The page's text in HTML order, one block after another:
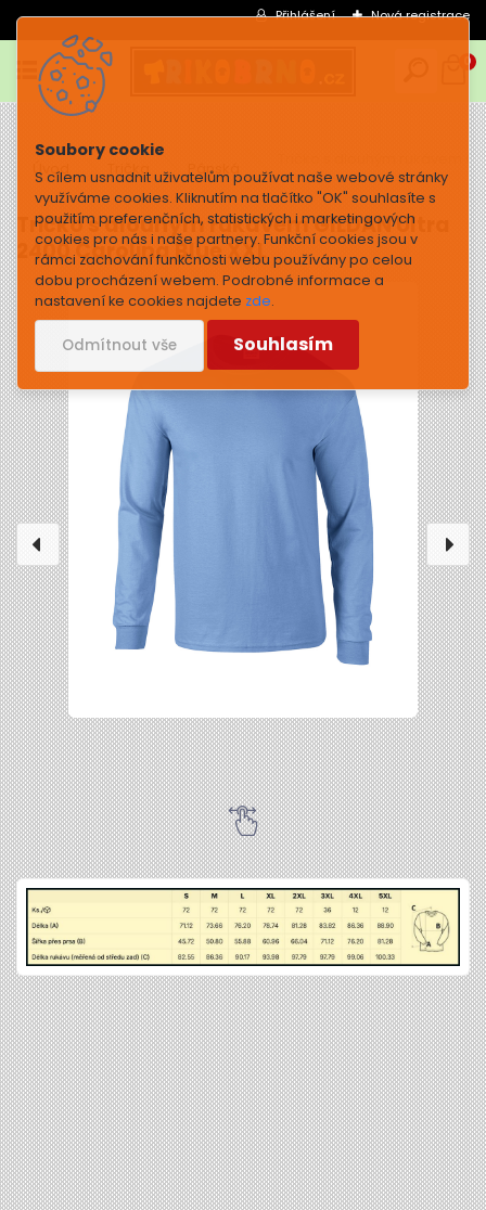
S cílem usnadnit uživatelům používat naše webové stránky
využíváme cookies. Kliknutím na tlačítko "OK" souhlasíte s
použitím preferenčních, statistických i marketingových
cookies pro nás i naše partnery. Funkční cookies jsou v
rámci zachování funkčnosti webu používány po celou
dobu procházení webem. Podrobné informace a
nastavení ke cookies najdete zde.
Odmítnout vše Souhlasím
Přihlášení Nová registrace
0
Úvod Trička Pánská
Tričko s dlouhým rukávem
Tričko s dlouhým rukávem GILDAN Ultra
2400 Carolina Blue XXL